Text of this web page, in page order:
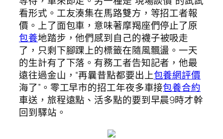
看形式。工友湊集在馬路雙方，等招工者報
價。上了面包車，意味著摩羯座們停止了原
包養地踏步，他們感到自己的襪子被吸走
了，只剩下腳踝上的標籤在隨風飄盪。一天
的生計有了下落。有務工者告知記者，他最
遠往過金山，“再曩昔點都要出上包養網評價
海了”。零工早市的招工年夜多車接包養合約
車送，旅程遠點、活多點的要到早晨9時才幹
回到驛站。